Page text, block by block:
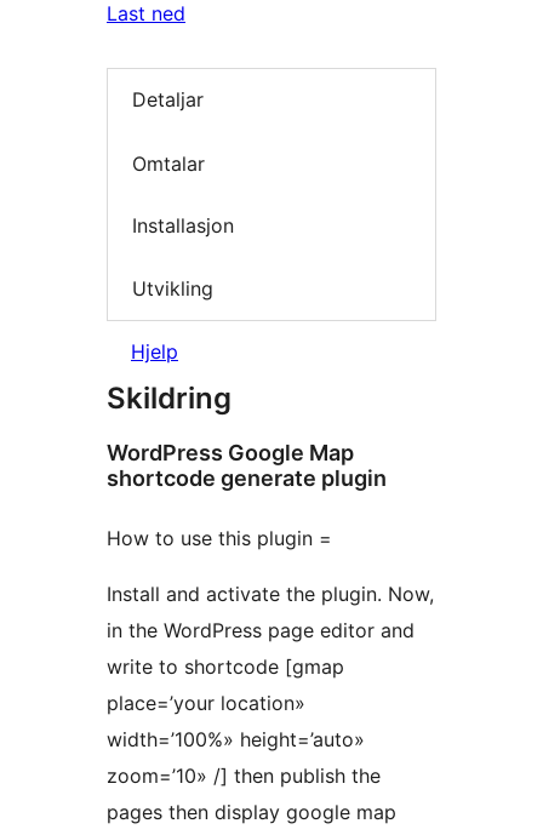
Last ned
Detaljar
Omtalar
Installasjon
Utvikling
Hjelp
Skildring
WordPress Google Map
shortcode generate plugin
How to use this plugin =
Install and activate the plugin. Now,
in the WordPress page editor and
write to shortcode [gmap
place=’your location»
width=’100%» height=’auto»
zoom=’10» /] then publish the
pages then display google map